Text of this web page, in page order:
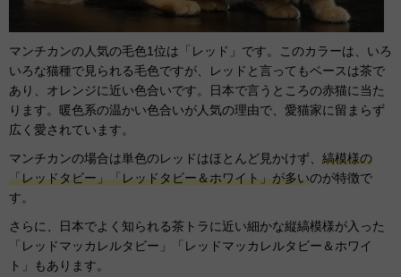
マンチカンの人気の毛色1位は「レッド」です。このカラーは、いろ
いろな猫種で見られる毛色ですが、レッドと言ってもベースは茶で
あり、オレンジに近い色合いです。日本で言うところの赤猫に当た
ります。暖色系の温かい色合いが人気の理由で、愛猫家に留まらず
広く愛されています。
マンチカンの場合は単色のレッドはほとんど見かけず、 縞模様の
「レッドタビー」「レッドタビー＆ホワイト」が多いのが特徴で
す。
さらに、日本でよく知られる茶トラに近い細かな縦縞模様が入った
「レッドマッカレルタビー」「レッドマッカレルタビー＆ホワイ
ト」もあります。